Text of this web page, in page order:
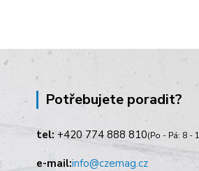
Potřebujete poradit?
tel:+420 774 888 810(Po - Pá: 8 -
e-mail:info@czemag.cz